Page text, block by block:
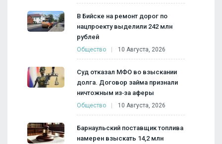
В Бийске на ремонт дорог по
нацпроекту выделили 242 млн
рублей
Общество 10 Августа, 2026
Суд отказал МФО во взыскании
долга. Договор займа признали
ничтожным из‑за аферы
Общество 10 Августа, 2026
Барнаульский поставщик топлива
намерен взыскать 14,2 млн